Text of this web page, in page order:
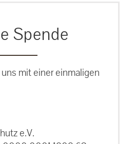
Spende
mit einer einmaligen
e.V.